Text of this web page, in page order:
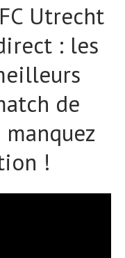
Utrecht
: les
de
!